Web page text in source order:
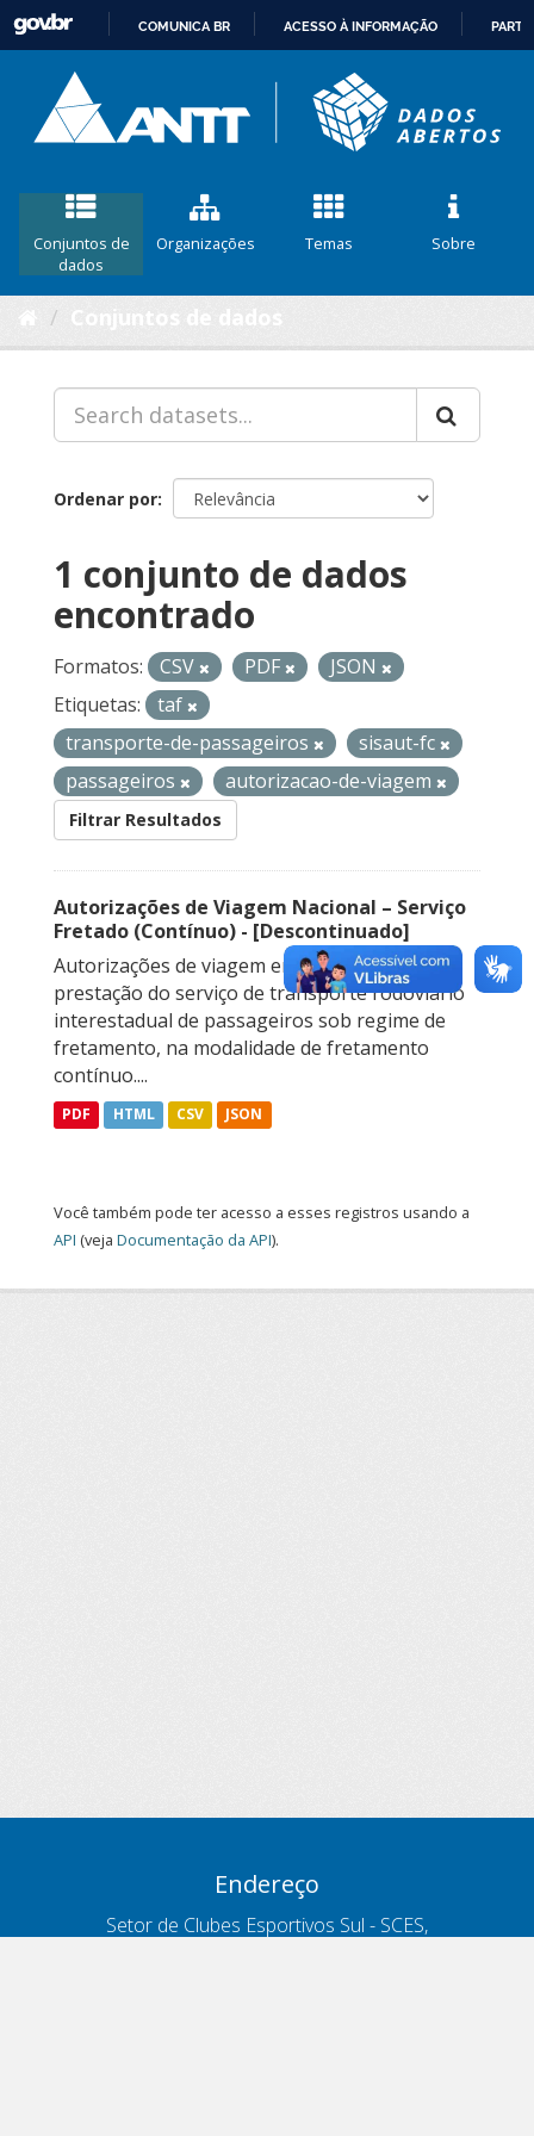
CONTEÚDO
COMUNICA BR ACESSO À INFORMAÇÃO
Conjuntos de
dados
Organizações Temas Sobre
Ordenar por
1 conjunto de dados
encontrado
Formatos: CSV PDF
JSON
Etiquetas:
taf
transporte-de-passageiros
sisaut-fc
passageiros
autorizacao-de-viagem
Filtrar Resultados
Autorizações de Viagem Nacional – Serviço
Fretado (Contínuo) - [Descontinuado]
Autorizações de viagem emitidas para a
prestação do serviço de transporte rodoviário
interestadual de passageiros sob regime de
fretamento, na modalidade de fretamento
contínuo....
PDF HTML CSV JSON
Você também pode ter acesso a esses registros usando a
API (veja Documentação da API).
Endereço
Setor de Clubes Esportivos Sul - SCES,